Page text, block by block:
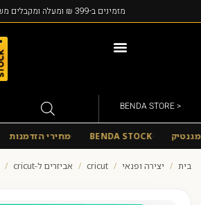
מזמינים ב-399 ₪ ומעלה ומקבלים משלוח חינם!
< BENDA STORE
BENDA STOCK מחירי הזדמנות
בית / יצירה ופנאי /
cricut
/ אביזרים ל-cricut /